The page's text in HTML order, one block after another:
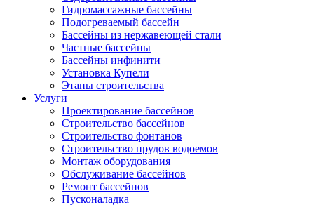
Гидромассажные бассейны
Подогреваемый бассейн
Бассейны из нержавеющей стали
Частные бассейны
Бассейны инфинити
Установка Купели
Этапы строительства
Услуги
Проектирование бассейнов
Строительство бассейнов
Строительство фонтанов
Строительство прудов водоемов
Монтаж оборудования
Обслуживание бассейнов
Ремонт бассейнов
Пусконаладка